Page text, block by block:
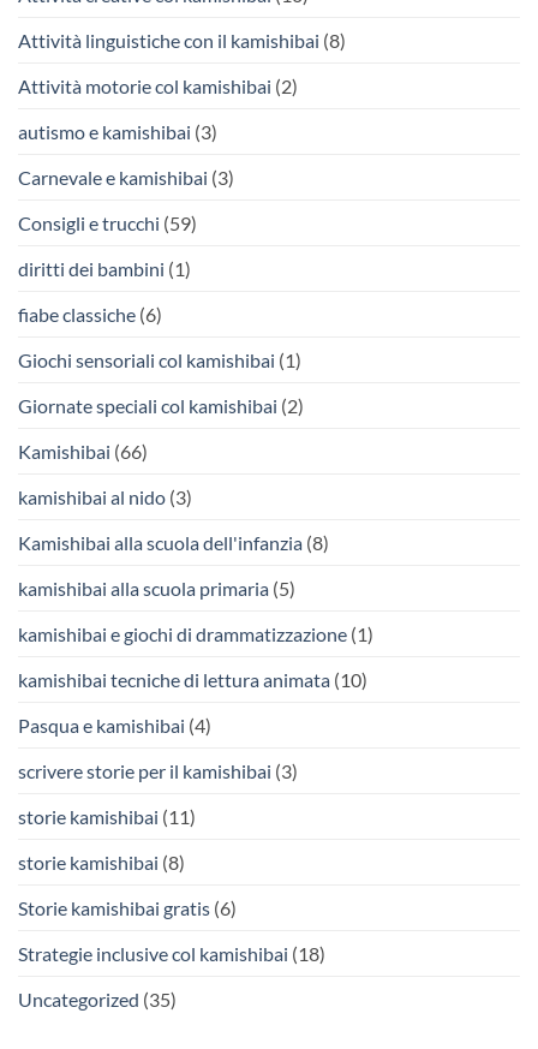
Attività linguistiche con il kamishibai (8)
Attività motorie col kamishibai (2)
autismo e kamishibai (3)
Carnevale e kamishibai (3)
Consigli e trucchi (59)
diritti dei bambini (1)
fiabe classiche (6)
Giochi sensoriali col kamishibai (1)
Giornate speciali col kamishibai (2)
Kamishibai (66)
kamishibai al nido (3)
Kamishibai alla scuola dell'infanzia (8)
kamishibai alla scuola primaria (5)
kamishibai e giochi di drammatizzazione (1)
kamishibai tecniche di lettura animata (10)
Pasqua e kamishibai (4)
scrivere storie per il kamishibai (3)
storie kamishibai (11)
storie kamishibai (8)
Storie kamishibai gratis (6)
Strategie inclusive col kamishibai (18)
Uncategorized (35)